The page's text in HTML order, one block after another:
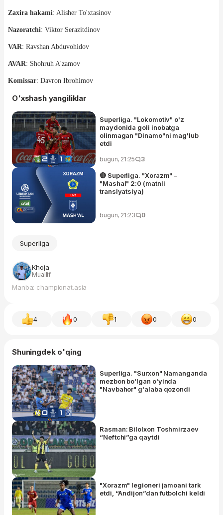
Zaxira hakami: Alisher To'xtasinov
Nazoratchi: Viktor Serazitdinov
VAR: Ravshan Abduvohidov
AVAR: Shohruh A'zamov
Komissar: Davron Ibrohimov
O'xshash yangiliklar
Superliga. "Lokomotiv" o'z
maydonida goli inobatga
olinmagan "Dinamo"ni mag'lub
etdi
bugun, 21:25 3
🔴 Superliga. "Xorazm" –
"Mashal" 2:0 (matnli
translyatsiya)
bugun, 21:23 0
Superliga
Khoja
Muallif
Manba: championat.asia
4 0 1 0 0
Shuningdek o'qing
Superliga. "Surxon" Namanganda
mezbon bo'lgan o'yinda
"Navbahor" g'alaba qozondi
Rasman: Bilolxon Toshmirzaev
“Neftchi”ga qaytdi
"Xorazm" legioneri jamoani tark
etdi, “Andijon”dan futbolchi keldi